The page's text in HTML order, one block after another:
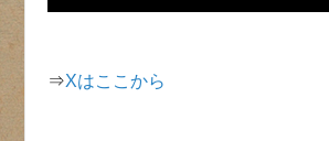
⇒Xはここから